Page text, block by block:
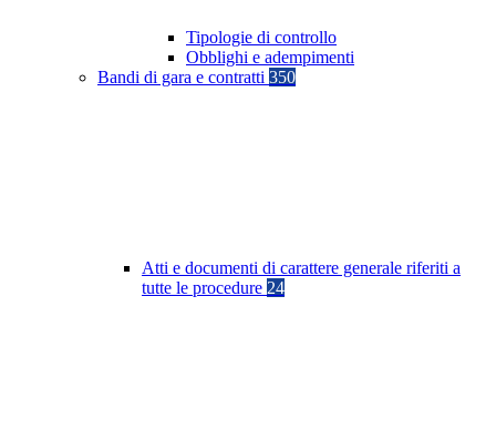
Tipologie di controllo
Obblighi e adempimenti
Bandi di gara e contratti 350
Atti e documenti di carattere generale riferiti a
tutte le procedure 24